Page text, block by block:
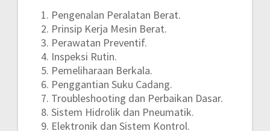
Pengenalan Peralatan Berat.
Prinsip Kerja Mesin Berat.
Perawatan Preventif.
Inspeksi Rutin.
Pemeliharaan Berkala.
Penggantian Suku Cadang.
Troubleshooting dan Perbaikan Dasar.
Sistem Hidrolik dan Pneumatik.
Elektronik dan Sistem Kontrol.